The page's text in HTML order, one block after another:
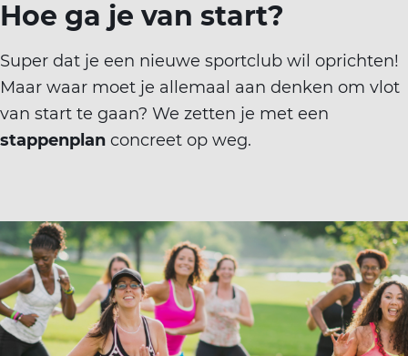
voor iedereen
sporten
Hoe ga je van start?
Super dat je een nieuwe sportclub wil oprichten!
Maar waar moet je allemaal aan denken om vlot
van start te gaan? We zetten je met een
stappenplan concreet op weg.